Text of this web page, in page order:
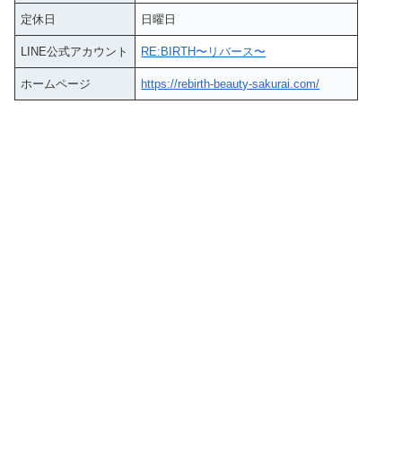
定休日 日曜日
LINE公式アカウント RE:BIRTH〜リバース〜
ホームページ https://rebirth-beauty-sakurai.com/